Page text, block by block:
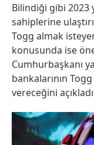
Bilindiği gibi 2023
sahiplerine
Togg almak
konusunda ise
Cumhurbaşkanı
bankalarının
vereceğini